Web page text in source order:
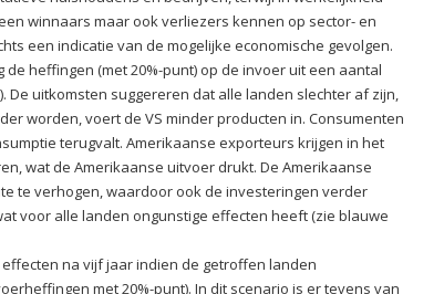
winnaars maar ook verliezers kennen op sector- en
een indicatie van de mogelijke economische gevolgen.
heffingen (met 20%-punt) op de invoer uit een aantal
De uitkomsten suggereren dat alle landen slechter af zijn,
worden, voert de VS minder producten in. Consumenten
terugvalt. Amerikaanse exporteurs krijgen in het
wat de Amerikaanse uitvoer drukt. De Amerikaanse
te verhogen, waardoor ook de investeringen verder
voor alle landen ongunstige effecten heeft (zie blauwe
na vijf jaar indien de getroffen landen
met 20%-punt). In dit scenario is er tevens van